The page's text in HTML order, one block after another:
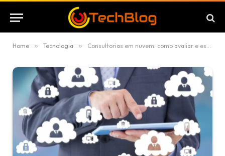
Home » Tecnologia » Consultorias em nuvem: como avaliar e escolher a melhor